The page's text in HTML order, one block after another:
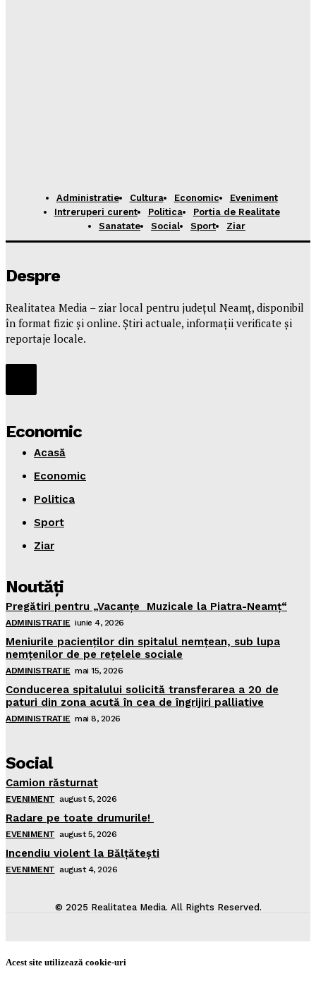
Administratie Cultura Economic
Eveniment
Intreruperi curent
Politica
Portia de Realitate
Sanatate
Social Sport Ziar
Despre
Realitatea Media – ziar local pentru județul Neamț, disponibil
în format fizic și online. Știri actuale, informații verificate și
reportaje locale.
Economic
Acasă
Economic
Politica
Sport
Ziar
Noutăţi
Pregătiri pentru „Vacanţe Muzicale la Piatra-Neamţ“
ADMINISTRATIE iunie 4, 2026
Meniurile pacienţilor din spitalul nemţean, sub lupa
nemţenilor de pe reţelele sociale
ADMINISTRATIE mai 15, 2026
Conducerea spitalului solicită transferarea a 20 de
paturi din zona acută în cea de îngrijiri palliative
ADMINISTRATIE mai 8, 2026
Social
Camion răsturnat
EVENIMENT august 5, 2026
Radare pe toate drumurile!
EVENIMENT august 5, 2026
Incendiu violent la Bălţăteşti
EVENIMENT august 4, 2026
© 2025 Realitatea Media. All Rights Reserved.
Acest site utilizează cookie-uri